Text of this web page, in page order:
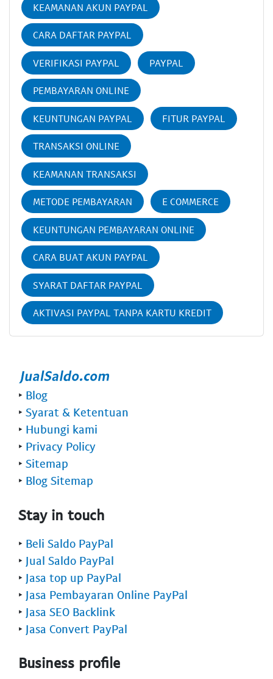
KEAMANAN AKUN PAYPAL
CARA DAFTAR PAYPAL
VERIFIKASI PAYPAL PAYPAL
PEMBAYARAN ONLINE
KEUNTUNGAN PAYPAL FITUR PAYPAL
TRANSAKSI ONLINE
KEAMANAN TRANSAKSI
METODE PEMBAYARAN E COMMERCE
KEUNTUNGAN PEMBAYARAN ONLINE
CARA BUAT AKUN PAYPAL
SYARAT DAFTAR PAYPAL
AKTIVASI PAYPAL TANPA KARTU KREDIT
‣ Blog
‣ Syarat & Ketentuan
‣ Hubungi kami
‣ Privacy Policy
‣ Sitemap
‣ Blog Sitemap
Stay in touch
‣ Beli Saldo PayPal
‣ Jual Saldo PayPal
‣ Jasa top up PayPal
‣ Jasa Pembayaran Online PayPal
‣ Jasa SEO Backlink
‣ Jasa Convert PayPal
Business profile